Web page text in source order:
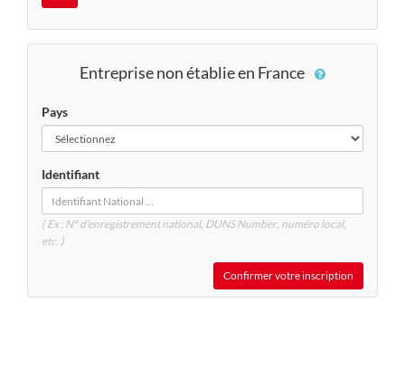
Entreprise non établie en France
Pays
Identifiant
( Ex : N° d'enregistrement national, DUNSNumber, numéro local,
etc. )